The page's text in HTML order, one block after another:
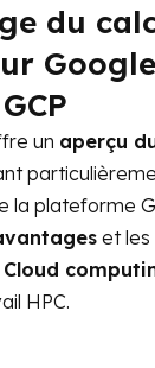
du
un aperçu
la plateforme
et les
HPC.